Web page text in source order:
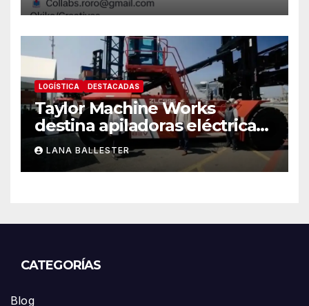
LOGÍSTICA DESTACADAS
Taylor Machine Works
destina apiladoras eléctricas
de contenedores de cero
emisiones a Yusen Terminals
en el Puerto de Los Ángeles
LANA BALLESTER
CATEGORÍAS
Blog